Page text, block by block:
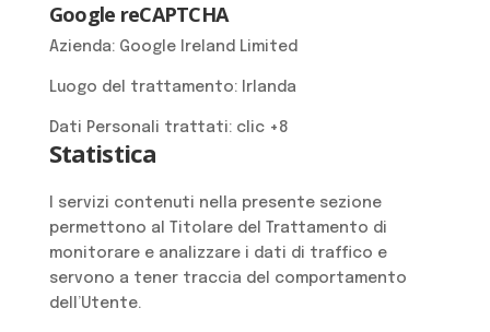
Google reCAPTCHA
Azienda: Google Ireland Limited
Luogo del trattamento: Irlanda
Dati Personali trattati: clic +8
Statistica
I servizi contenuti nella presente sezione
permettono al Titolare del Trattamento di
monitorare e analizzare i dati di traffico e
servono a tener traccia del comportamento
dell’Utente.